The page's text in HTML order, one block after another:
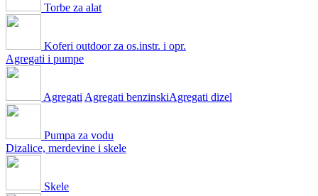
Torbe za alat
Koferi outdoor za os.instr. i opr.
Agregati i pumpe
Agregati Agregati benzinskiAgregati dizel
Pumpa za vodu
Dizalice, merdevine i skele
Skele